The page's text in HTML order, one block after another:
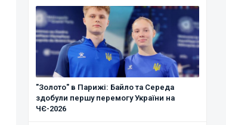
"Золото" в Парижі: Байло та Середа
здобули першу перемогу України на
ЧЄ-2026